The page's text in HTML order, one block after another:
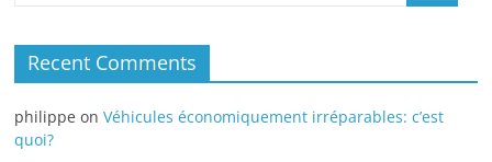
Recent Comments
philippe onVéhicules économiquement irréparables: c’est
quoi?